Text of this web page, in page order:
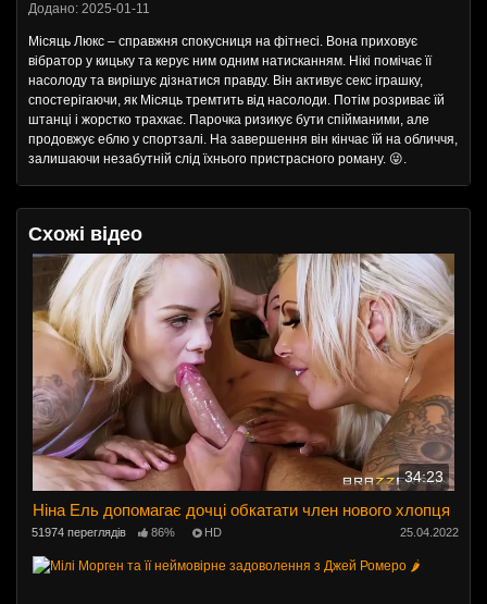
Додано: 2025-01-11
Місяць Люкс – справжня спокусниця на фітнесі. Вона приховує
вібратор у кицьку та керує ним одним натисканням. Нікі помічає її
насолоду та вирішує дізнатися правду. Він активує секс іграшку,
спостерігаючи, як Місяць тремтить від насолоди. Потім розриває їй
штанці і жорстко трахкає. Парочка ризикує бути спійманими, але
продовжує еблю у спортзалі. На завершення він кінчає їй на обличчя,
залишаючи незабутній слід їхнього пристрасного роману. 😜.
Схожі відео
34:23
Ніна Ель допомагає дочці обкатати член нового хлопця
51974 переглядів 86% HD 25.04.2022